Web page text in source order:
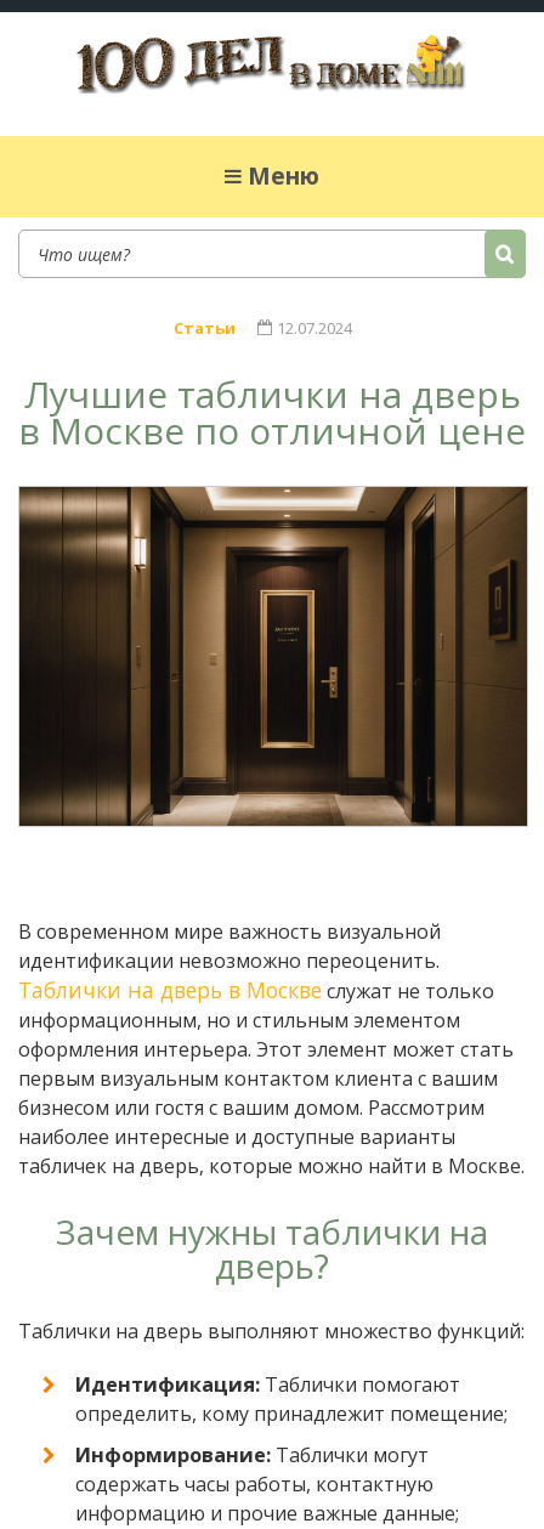
простые рецепты.Меню
Статьи 12.07.2024
Лучшие таблички на дверь
в Москве по отличной цене
В современном мире важность визуальной
идентификации невозможно переоценить.
Таблички на дверь в Москвеслужат не только
информационным, но и стильным элементом
оформления интерьера. Этот элемент может стать
первым визуальным контактом клиента с вашим
бизнесом или гостя с вашим домом. Рассмотрим
наиболее интересные и доступные варианты
табличек на дверь, которые можно найти в Москве.
Зачем нужны таблички на
дверь?
Таблички на дверь выполняют множество функций:
Идентификация: Таблички помогают
определить, кому принадлежит помещение;
Информирование: Таблички могут
содержать часы работы, контактную
информацию и прочие важные данные;